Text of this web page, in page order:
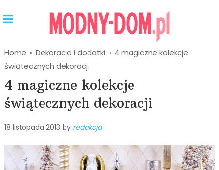
Home » Dekoracje i dodatki » 4 magiczne kolekcje
świątecznych dekoracji
4 magiczne kolekcje
świątecznych dekoracji
18 listopada 2013 by redakcja